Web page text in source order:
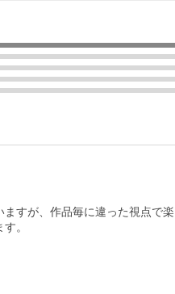
すが、作品毎に違った視点で
。